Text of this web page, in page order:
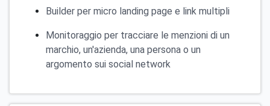
Builder per micro landing page e link multipli
Monitoraggio per tracciare le menzioni di un
marchio, un'azienda, una persona o un
argomento sui social network